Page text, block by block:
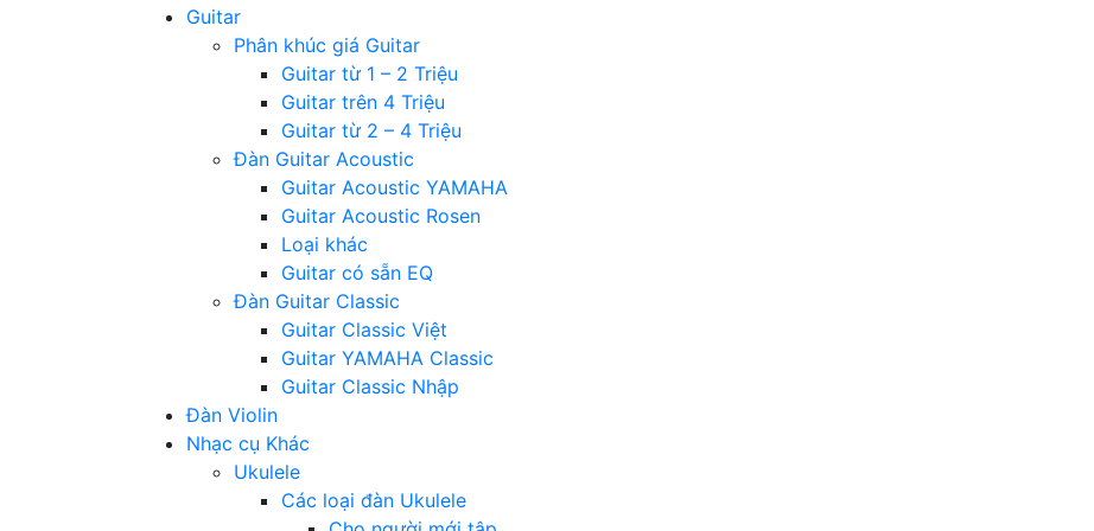
Guitar
Phân khúc giá Guitar
Guitar từ 1 – 2 Triệu
Guitar trên 4 Triệu
Guitar từ 2 – 4 Triệu
Đàn Guitar Acoustic
Guitar Acoustic YAMAHA
Guitar Acoustic Rosen
Loại khác
Guitar có sẵn EQ
Đàn Guitar Classic
Guitar Classic Việt
Guitar YAMAHA Classic
Guitar Classic Nhập
Đàn Violin
Nhạc cụ Khác
Ukulele
Các loại đàn Ukulele